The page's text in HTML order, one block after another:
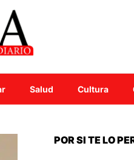
Salud Cultura
POR SI TE LO